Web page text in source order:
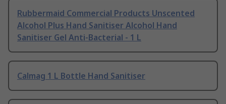
Rubbermaid Commercial Products Unscented
Alcohol Plus Hand Sanitiser Alcohol Hand
Sanitiser Gel Anti-Bacterial - 1 L
Calmag 1 L Bottle Hand Sanitiser